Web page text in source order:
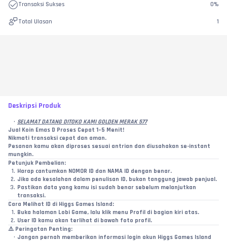
Transaksi Sukses 0%
Total Ulasan 1
Deskripsi Produk
SELAMAT DATANG DITOKO KAMI GOLDEN MERAK 577
Jual Koin Emas D Proses Cepat 1–5 Menit!
Nikmati transaksi cepat dan aman.
Pesanan kamu akan diproses sesuai antrian dan diusahakan se-instant
mungkin.
Petunjuk Pembelian:
Harap cantumkan NOMOR ID dan NAMA ID dengan benar.
Jika ada kesalahan dalam penulisan ID, bukan tanggung jawab penjual.
Pastikan data yang kamu isi sudah benar sebelum melanjutkan
transaksi.
Cara Melihat ID di Higgs Games Island:
Buka halaman Lobi Game, lalu klik menu Profil di bagian kiri atas.
User ID kamu akan terlihat di bawah foto profil.
⚠️ Peringatan Penting:
Jangan pernah memberikan informasi login akun Higgs Games Island